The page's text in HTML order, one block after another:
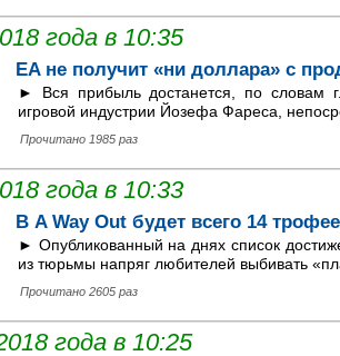
года в 10:35
EA не получит «ни доллара» с
► Вся прибыль достанется, по словам
игровой индустрии Йозефа Фареса,
Прочитано 1985 раз
года в 10:33
В A Way Out будет всего 14
► Опубликованный на днях список
из тюрьмы напряг любителей выбивать
Прочитано 2605 раз
года в 10:25